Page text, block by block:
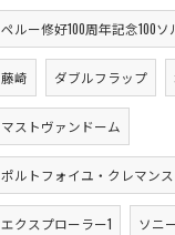
ペルー修好100周年記念100ソ
藤崎 ダブルフラップ
マストヴァンドーム
ポルトフォイユ・クレマンス
エクスプローラー1 ソニ